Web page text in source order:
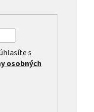
s
osobných